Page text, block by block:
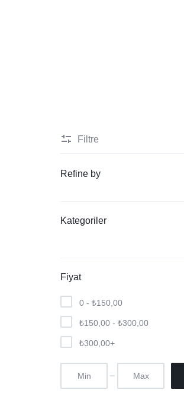
Filtre
Refine by
Kategoriler
Fiyat
0 - ₺150,00
₺150,00 - ₺300,00
₺300,00+